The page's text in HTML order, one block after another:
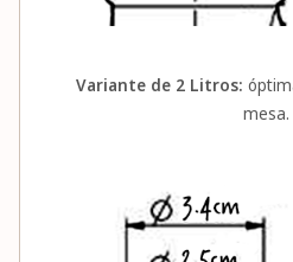
Variante de 2 Litros:
mesa.